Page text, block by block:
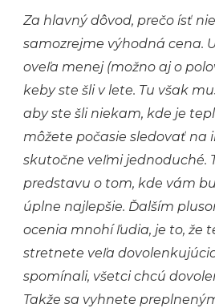
Za hlavný dôvod, prečo ísť
samozrejme výhodná cena.
oveľa menej (možno aj o
keby ste šli v lete. Tu však
aby ste šli niekam, kde je
môžete počasie sledovať na
skutočne veľmi jednoduché.
predstavu o tom, kde vám
úplne najlepšie. Ďalším
ocenia mnohí ľudia, je to, že
stretnete veľa
spomínali, všetci chcú
Takže sa vyhnete